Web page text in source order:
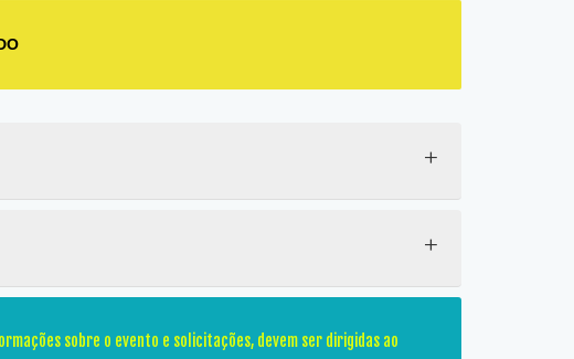
+
+
sobre o evento e solicitações, devem ser dirigidas ao